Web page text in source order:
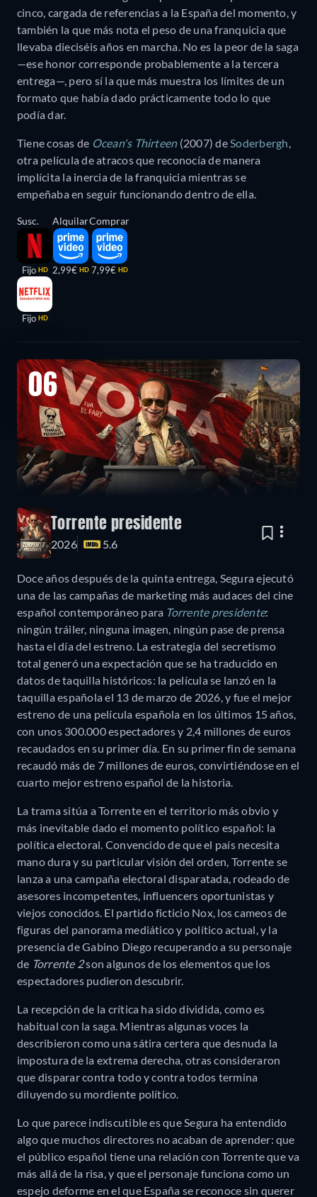
cinco, cargada de referencias a la España del momento, y
también la que más nota el peso de una franquicia que
llevaba dieciséis años en marcha. No es la peor de la saga
—ese honor corresponde probablemente a la tercera
entrega—, pero sí la que más muestra los límites de un
formato que había dado prácticamente todo lo que
podía dar.
Tiene cosas de Ocean's Thirteen(2007) deSoderbergh,
otra película de atracos que reconocía de manera
implícita la inercia de la franquicia mientras se
empeñaba en seguir funcionando dentro de ella.
Susc.
Fijo HD
Fijo HD
Alquilar
2,99€ HD
Comprar
7,99€ HD
06
Torrente presidente
2026 5.6
Doce años después de la quinta entrega, Segura ejecutó
una de las campañas de marketing más audaces del cine
español contemporáneo para Torrente presidente:
ningún tráiler, ninguna imagen, ningún pase de prensa
hasta el día del estreno. La estrategia del secretismo
total generó una expectación que se ha traducido en
datos de taquilla históricos: la película se lanzó en la
taquilla española el 13 de marzo de 2026, y fue el mejor
estreno de una película española en los últimos 15 años,
con unos 300.000 espectadores y 2,4 millones de euros
recaudados en su primer día. En su primer fin de semana
recaudó más de 7 millones de euros, convirtiéndose en el
cuarto mejor estreno español de la historia.
La trama sitúa a Torrente en el territorio más obvio y
más inevitable dado el momento político español: la
política electoral. Convencido de que el país necesita
mano dura y su particular visión del orden, Torrente se
lanza a una campaña electoral disparatada, rodeado de
asesores incompetentes, influencers oportunistas y
viejos conocidos. El partido ficticio Nox, los cameos de
figuras del panorama mediático y político actual, y la
presencia de Gabino Diego recuperando a su personaje
de Torrente 2son algunos de los elementos que los
espectadores pudieron descubrir.
La recepción de la crítica ha sido dividida, como es
habitual con la saga. Mientras algunas voces la
describieron como una sátira certera que desnuda la
impostura de la extrema derecha, otras consideraron
que disparar contra todo y contra todos termina
diluyendo su mordiente político.
Lo que parece indiscutible es que Segura ha entendido
algo que muchos directores no acaban de aprender: que
el público español tiene una relación con Torrente que va
más allá de la risa, y que el personaje funciona como un
espejo deforme en el que España se reconoce sin querer